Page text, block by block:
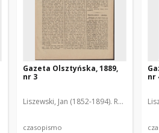
Gazeta Olsztyńska, 1889,
nr 3
Liszewski, Jan (1852-1894). Red.
czasopismo
nr